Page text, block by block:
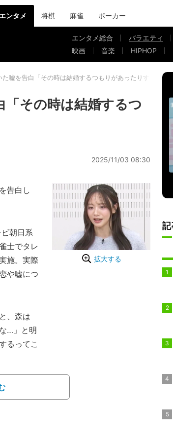
エンタメ 将棋 麻雀 ポーカー
エンタメ総合 バラエティ
映画
音楽 HIPHOP
嘘を告白「その時は結婚するつもりがあったりするんで…
「その時は結婚するつ
2025/11/03 08:30
拡大する
告白し
朝日系
士でタレ
施。実際
や嘘につ
、森は
…」と明
るってこ